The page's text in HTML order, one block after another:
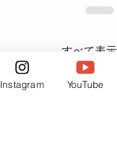
すべて表示
Instagram YouTube